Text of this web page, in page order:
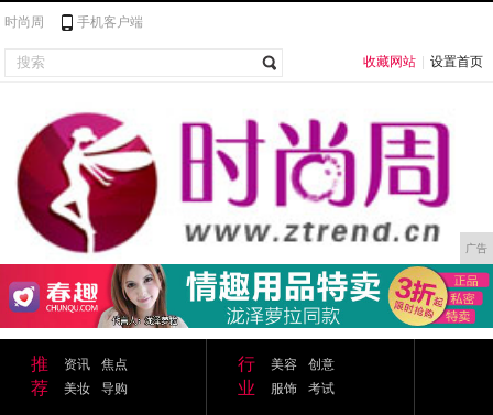
时尚周 手机客户端
收藏网站 设置首页
广告
推
荐
资讯
焦点
美妆
导购
行
业
美容
创意
服饰
考试